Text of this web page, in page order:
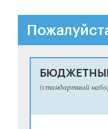
(стандартный